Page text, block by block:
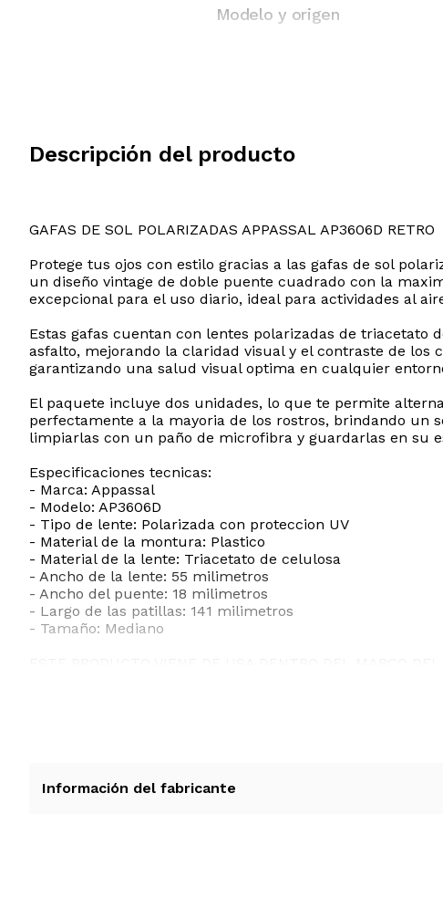
Modelo y origen
Descripción del producto
GAFAS DE SOL POLARIZADAS APPASSAL AP3606D RETRO
Protege tus ojos con estilo gracias a las gafas de sol
un diseño vintage de doble puente cuadrado con la
excepcional para el uso diario, ideal para actividades al
Estas gafas cuentan con lentes polarizadas de
asfalto, mejorando la claridad visual y el contraste de los
garantizando una salud visual optima en cualquier
El paquete incluye dos unidades, lo que te permite
perfectamente a la mayoria de los rostros, brindando un
limpiarlas con un paño de microfibra y guardarlas en su
Especificaciones tecnicas:
- Marca: Appassal
- Modelo: AP3606D
- Tipo de lente: Polarizada con proteccion UV
- Material de la montura: Plastico
- Material de la lente: Triacetato de celulosa
- Ancho de la lente: 55 milimetros
- Ancho del puente: 18 milimetros
- Largo de las patillas: 141 milimetros
- Tamaño: Mediano
RECIBIRA EL PRODUCTO ENTRE 10 Y 12 DIAS DESPUES
Información del fabricante